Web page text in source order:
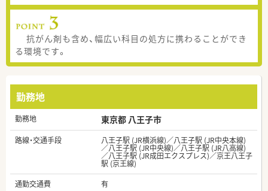
抗がん剤も含め、幅広い科目の処方に携わることができ
る環境です。
勤務地
勤務地 東京都 八王子市
路線・交通手段 八王子駅 (JR横浜線)／八王子駅 (JR中央本線)
／八王子駅 (JR中央線)／八王子駅 (JR八高線)
／八王子駅 (JR成田エクスプレス)／京王八王子
駅 (京王線)
通勤交通費
有